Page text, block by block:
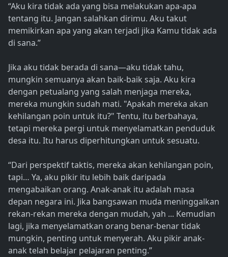
“Aku kira tidak ada yang bisa melakukan apa-apa
tentang itu. Jangan salahkan dirimu. Aku takut
memikirkan apa yang akan terjadi jika Kamu tidak ada
di sana.”
Jika aku tidak berada di sana—aku tidak tahu,
mungkin semuanya akan baik-baik saja. Aku kira
dengan petualang yang salah menjaga mereka,
mereka mungkin sudah mati. "Apakah mereka akan
kehilangan poin untuk itu?" Tentu, itu berbahaya,
tetapi mereka pergi untuk menyelamatkan penduduk
desa itu. Itu harus diperhitungkan untuk sesuatu.
“Dari perspektif taktis, mereka akan kehilangan poin,
tapi… Ya, aku pikir itu lebih baik daripada
mengabaikan orang. Anak-anak itu adalah masa
depan negara ini. Jika bangsawan muda meninggalkan
rekan-rekan mereka dengan mudah, yah ... Kemudian
lagi, jika menyelamatkan orang benar-benar tidak
mungkin, penting untuk menyerah. Aku pikir anak-
anak telah belajar pelajaran penting.”